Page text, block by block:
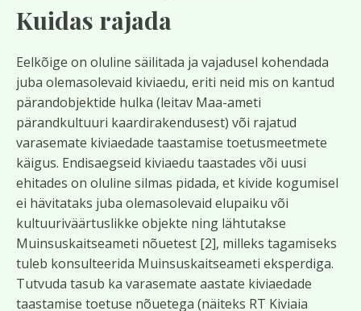
Kuidas rajada
Eelkõige on oluline säilitada ja vajadusel kohendada
juba olemasolevaid kiviaedu, eriti neid mis on kantud
pärandobjektide hulka (leitav Maa-ameti
pärandkultuuri kaardirakendusest) või rajatud
varasemate kiviaedade taastamise toetusmeetmete
käigus. Endisaegseid kiviaedu taastades või uusi
ehitades on oluline silmas pidada, et kivide kogumisel
ei hävitataks juba olemasolevaid elupaiku või
kultuuriväärtuslikke objekte ning lähtutakse
Muinsuskaitseameti nõuetest [2], milleks tagamiseks
tuleb konsulteerida Muinsuskaitseameti eksperdiga.
Tutvuda tasub ka varasemate aastate kiviaedade
taastamise toetuse nõuetega (näiteks RT Kiviaia